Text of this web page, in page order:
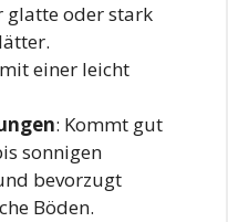
glatte oder stark
einer leicht
: Kommt gut
sonnigen
bevorzugt
Böden.